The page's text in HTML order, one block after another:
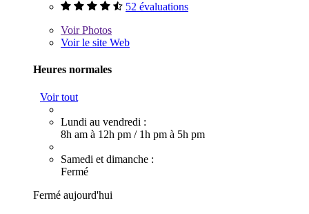
52 évaluations
VoirPhotos
Voir le site Web
Heures normales
Voir tout
Lundi au vendredi :
8h am à 12h pm / 1h pm à 5h pm
Samedi et dimanche :
Fermé
Fermé aujourd'hui